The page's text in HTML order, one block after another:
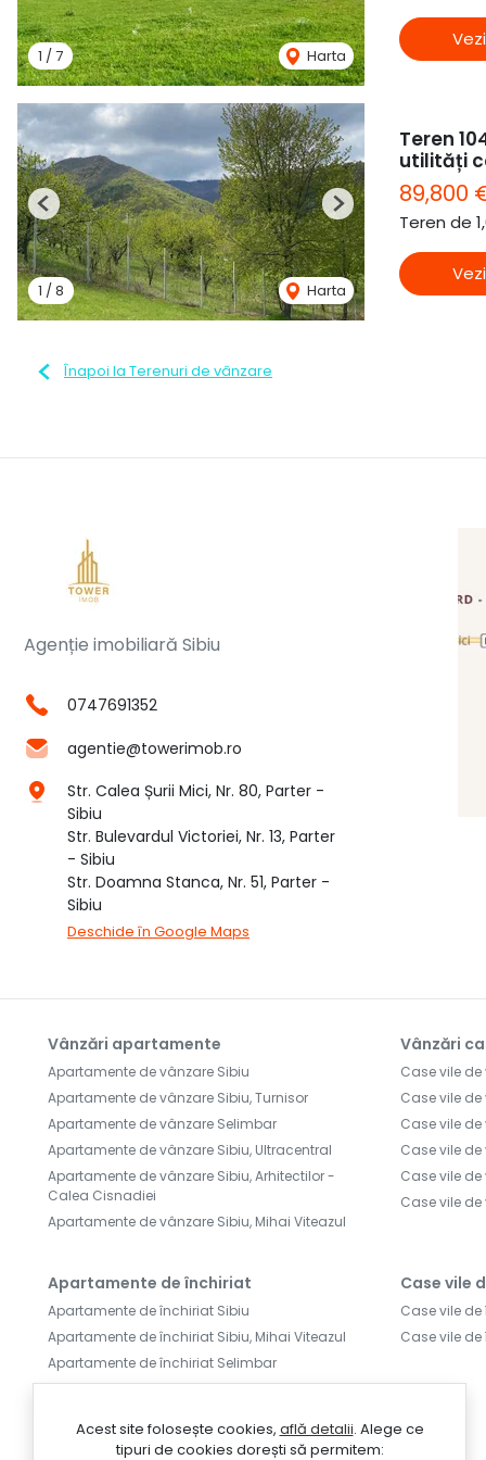
1 /7 Harta
1 /8 Harta
Previous Next
Teren
utilități
89,800
Teren de
Înapoi la Terenuri de vânzare
Agenție imobiliară Sibiu
0747691352
agentie@towerimob.ro
Str. Calea Șurii Mici, Nr. 80, Parter -
Sibiu
Str. Bulevardul Victoriei, Nr. 13, Parter
- Sibiu
Str. Doamna Stanca, Nr. 51, Parter -
Sibiu
Deschide în Google Maps
Vânzări apartamente
Apartamente de vânzare Sibiu
Apartamente de vânzare Sibiu, Turnisor
Apartamente de vânzare Selimbar
Apartamente de vânzare Sibiu, Ultracentral
Apartamente de vânzare Sibiu, Arhitectilor -
Calea Cisnadiei
Apartamente de vânzare Sibiu, Mihai Viteazul
Vânzări
Case vile
Case vile
Case vile de
Case vile
Case vile
Case vile
Apartamente de închiriat
Apartamente de închiriat Sibiu
Apartamente de închiriat Sibiu, Mihai Viteazul
Apartamente de închiriat Selimbar
Apartamente de închiriat Sibiu, Turnisor
Apartamente de închiriat Sibiu, Strand
Case vile
Case vile
Case vile
Acest site folosește cookies, află detalii. Alege ce
tipuri de cookies dorești să permitem: